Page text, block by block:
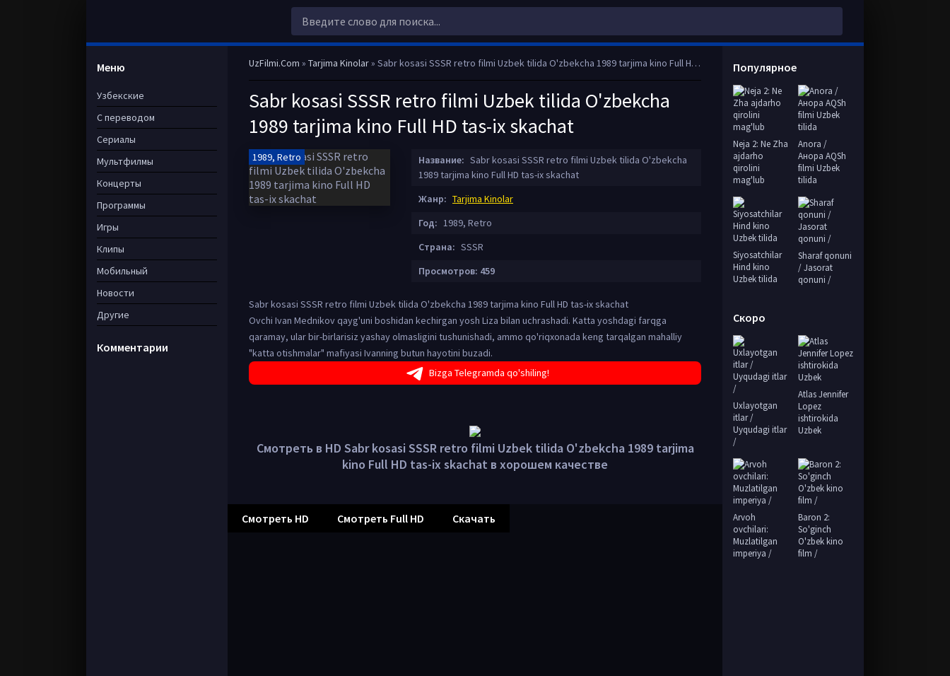
UzFilmi.Com » Tarjima Kinolar» Sabr kosasi SSSR retro filmi Uzbek tilida O'zbekcha 1989 tarjima kino Full HD tas-ix skachat
Sabr kosasi SSSR retro filmi Uzbek tilida O'zbekcha
1989 tarjima kino Full HD tas-ix skachat
1989, Retro Название: Sabr kosasi SSSR retro filmi Uzbek tilida O'zbekcha
1989 tarjima kino Full HD tas-ix skachat
Жанр: Tarjima Kinolar
Год: 1989, Retro
Страна: SSSR
Просмотров: 459
Sabr kosasi SSSR retro filmi Uzbek tilida O'zbekcha 1989 tarjima kino Full HD tas-ix skachat
Ovchi Ivan Mednikov qayg'uni boshidan kechirgan yosh Liza bilan uchrashadi. Katta yoshdagi farqga
qaramay, ular bir-birlarisiz yashay olmasligini tushunishadi, ammo qo'riqxonada keng tarqalgan mahalliy
"katta otishmalar" mafiyasi Ivanning butun hayotini buzadi.
Bizga Telegramda qo'shiling!
Смотреть в HD Sabr kosasi SSSR retro filmi Uzbek tilida O'zbekcha 1989 tarjima
kino Full HD tas-ix skachat в хорошем качестве
Смотреть HD Смотреть Full HD Скачать
Меню
Узбекские
С переводом
Сериалы
Мультфилмы
Концерты
Программы
Игры
Клипы
Мобильный
Новости
Другие
Комментарии
Популярное
Neja 2: Ne Zha
ajdarho
qirolini
mag'lub
Anora /
Анора AQSh
filmi Uzbek
tilida
Siyosatchilar
Hind kino
Uzbek tilida
Sharaf qonuni
/ Jasorat
qonuni /
Скоро
Uxlayotgan
itlar /
Uyqudagi itlar
/
Atlas Jennifer
Lopez
ishtirokida
Uzbek
Arvoh
ovchilari:
Muzlatilgan
imperiya /
Baron 2:
So'ginch
O'zbek kino
film /